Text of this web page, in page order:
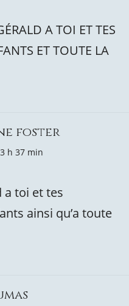
A TOI ET TES
ET TOUTE LA
foster
h 37 min
a toi et tes
ainsi qu’a toute